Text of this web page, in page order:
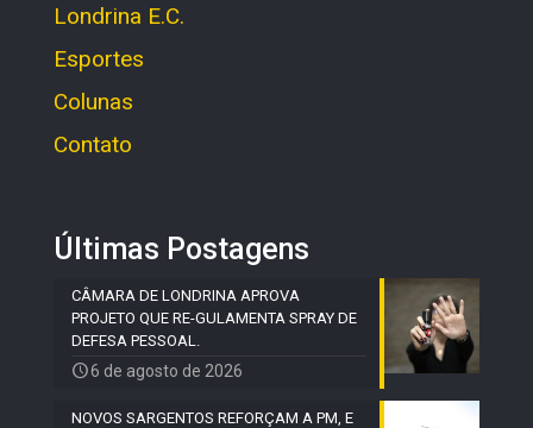
Londrina E.C.
Esportes
Colunas
Contato
Últimas Postagens
CÂMARA DE LONDRINA APROVA
PROJETO QUE RE-GULAMENTA SPRAY DE
DEFESA PESSOAL.
6 de agosto de 2026
NOVOS SARGENTOS REFORÇAM A PM, E